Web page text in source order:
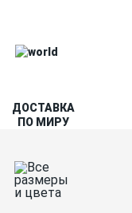
ДОСТАВКА
ПО МИРУ